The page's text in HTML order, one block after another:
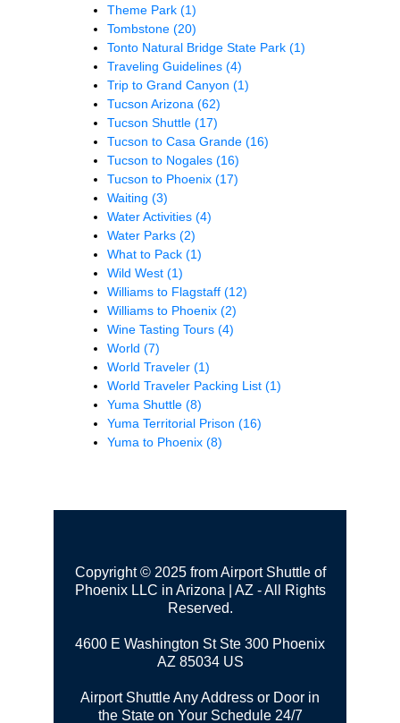
Theme Park (1)
Tombstone (20)
Tonto Natural Bridge State Park (1)
Traveling Guidelines (4)
Trip to Grand Canyon (1)
Tucson Arizona (62)
Tucson Shuttle (17)
Tucson to Casa Grande (16)
Tucson to Nogales (16)
Tucson to Phoenix (17)
Waiting (3)
Water Activities (4)
Water Parks (2)
What to Pack (1)
Wild West (1)
Williams to Flagstaff (12)
Williams to Phoenix (2)
Wine Tasting Tours (4)
World (7)
World Traveler (1)
World Traveler Packing List (1)
Yuma Shuttle (8)
Yuma Territorial Prison (16)
Yuma to Phoenix (8)
Copyright © 2025 from Airport Shuttle of
Phoenix LLC in Arizona | AZ - All Rights
Reserved.
4600 E Washington St Ste 300 Phoenix
AZ 85034 US
Airport Shuttle Any Address or Door in
the State on Your Schedule 24/7